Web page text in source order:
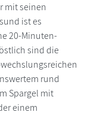
mit seinen
ist es
20-Minuten-
sind die
rund
Spargel mit
einem